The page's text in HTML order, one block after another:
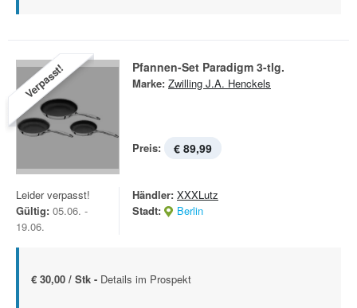
Verpasst! Pfannen-Set Paradigm 3-tlg.
Marke: Zwilling J.A. Henckels
Preis: € 89,99
Leider verpasst!
Gültig: 05.06. -
19.06.
Händler: XXXLutz
Stadt:
Berlin
€ 30,00 / Stk - Details im Prospekt